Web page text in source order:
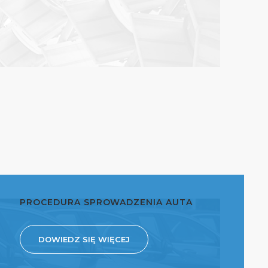
PROCEDURA SPROWADZENIA AUTA
DOWIEDZ SIĘ WIĘCEJ